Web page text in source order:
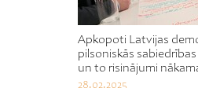
Apkopoti Latvijas
pilsoniskās
un to risinājumi
28.02.2025